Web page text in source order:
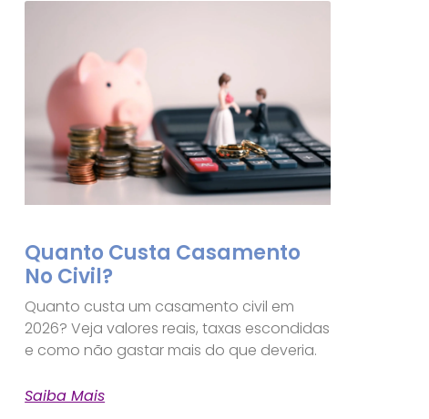
Quanto Custa Casamento
No Civil?
Quanto custa um casamento civil em
2026? Veja valores reais, taxas escondidas
e como não gastar mais do que deveria.
Saiba Mais